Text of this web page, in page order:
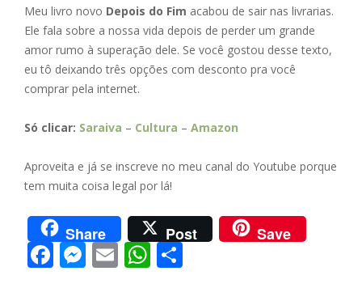
Meu livro novo Depois do Fim acabou de sair nas livrarias.
Ele fala sobre a nossa vida depois de perder um grande
amor rumo à superação dele. Se você gostou desse texto,
eu tô deixando três opções com desconto pra você
comprar pela internet.
Só clicar: Saraiva – Cultura – Amazon
Aproveita e já se inscreve no meu canal do Youtube porque
tem muita coisa legal por lá!
Share Post Save
F M E W